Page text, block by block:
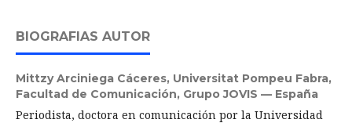
BIOGRAFIAS AUTOR
Mittzy Arciniega Cáceres, Universitat Pompeu Fabra,
Facultad de Comunicación, Grupo JOVIS — España
Periodista, doctora en comunicación por la Universidad